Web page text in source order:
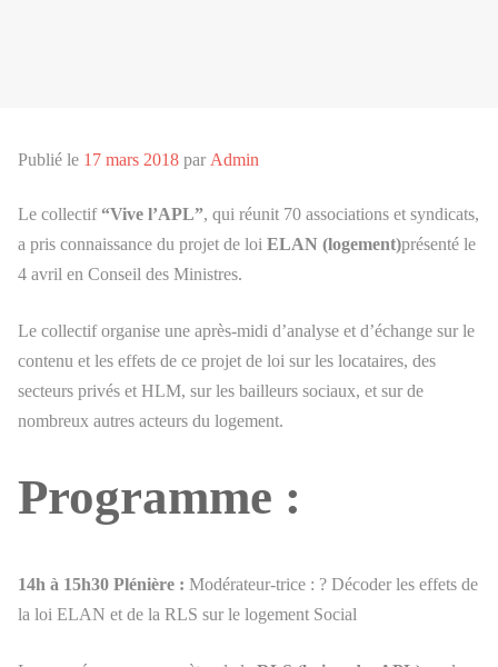
Publié le 17 mars 2018 par Admin
Le collectif “Vive l’APL”, qui réunit 70 associations et syndicats,
a pris connaissance du projet de loi ELAN (logement)présenté le
4 avril en Conseil des Ministres.
Le collectif organise une après-midi d’analyse et d’échange sur le
contenu et les effets de ce projet de loi sur les locataires, des
secteurs privés et HLM, sur les bailleurs sociaux, et sur de
nombreux autres acteurs du logement.
Programme :
14h à 15h30 Plénière : Modérateur-trice : ? Décoder les effets de
la loi ELAN et de la RLS sur le logement Social